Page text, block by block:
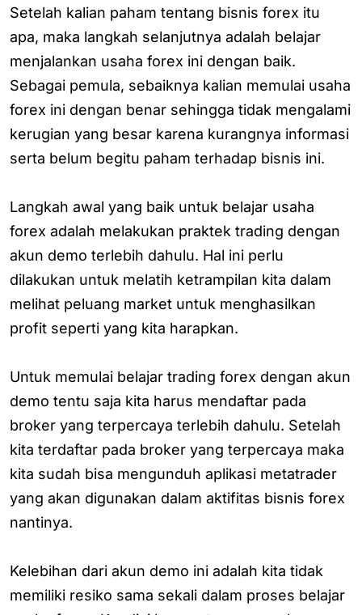
Setelah kalian paham tentang bisnis forex itu
apa, maka langkah selanjutnya adalah belajar
menjalankan usaha forex ini dengan baik.
Sebagai pemula, sebaiknya kalian memulai usaha
forex ini dengan benar sehingga tidak mengalami
kerugian yang besar karena kurangnya informasi
serta belum begitu paham terhadap bisnis ini.
Langkah awal yang baik untuk belajar usaha
forex adalah melakukan praktek trading dengan
akun demo terlebih dahulu. Hal ini perlu
dilakukan untuk melatih ketrampilan kita dalam
melihat peluang market untuk menghasilkan
profit seperti yang kita harapkan.
Untuk memulai belajar trading forex dengan akun
demo tentu saja kita harus mendaftar pada
broker yang terpercaya terlebih dahulu. Setelah
kita terdaftar pada broker yang terpercaya maka
kita sudah bisa mengunduh aplikasi metatrader
yang akan digunakan dalam aktifitas bisnis forex
nantinya.
Kelebihan dari akun demo ini adalah kita tidak
memiliki resiko sama sekali dalam proses belajar